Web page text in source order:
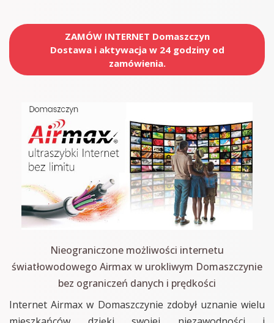
ZAMÓW INTERNET Domaszczyn
Dostawa i aktywacja w 24 godziny od
zamówienia.
Nieograniczone możliwości internetu
światłowodowego Airmax w urokliwym Domaszczynie
bez ograniczeń danych i prędkości
Internet Airmax w Domaszczynie zdobył uznanie wielu